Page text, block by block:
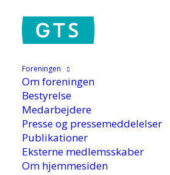
Foreningen
Om foreningen
Bestyrelse
Medarbejdere
Presse og pressemeddelelser
Publikationer
Eksterne medlemsskaber
Om hjemmesiden
Hjem /De syv GTS-Institutter
pålidelige og robuste elektronikprodukter